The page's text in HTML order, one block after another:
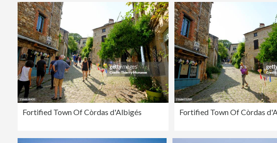
Fortified Town Of Còrdas d'Albigés Fortified Town Of Còrdas